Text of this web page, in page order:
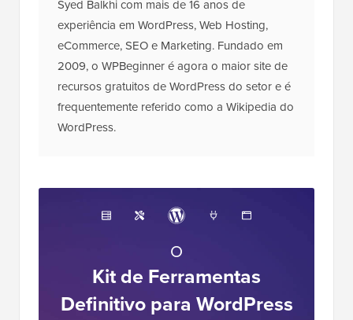
Syed Balkhi com mais de 16 anos de
experiência em WordPress, Web Hosting,
eCommerce, SEO e Marketing. Fundado em
2009, o WPBeginner é agora o maior site de
recursos gratuitos de WordPress do setor e é
frequentemente referido como a Wikipedia do
WordPress.
O
Kit de Ferramentas
Definitivo para WordPress